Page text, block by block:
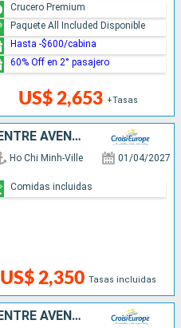
US$ 2,653 +Tasas
Crucero Premium
Paquete All Included Disponible
Hasta -$600/cabina
60% Off en 2° pasajero
LE MÉKONG AUTREMENT - ENTRE AVENTURE ET SITES INCONTOURNABLES
Ho Chi Minh-Ville 01/04/2027
US$ 2,350 Tasas incluidas
Comidas incluidas
LE MÉKONG AUTREMENT - ENTRE AVENTURE ET SITES INCONTOURNABLES